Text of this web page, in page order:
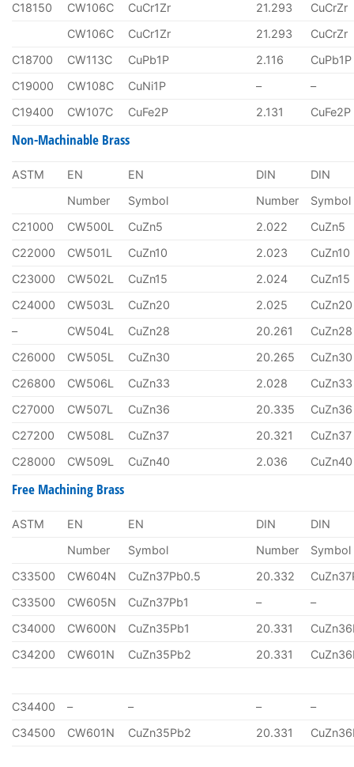
C18150
CW106C CuCr1Zr 21.293
CuCrZr
CW106C
CuCr1Zr 21.293
CuCrZr
C18700
CW113C CuPb1P 2.116
CuPb1P
C19000
CW108C CuNi1P –
–
C19400
CW107C CuFe2P 2.131 CuFe2P
Non-Machinable Brass
ASTM EN EN DIN
DIN
Number
Symbol Number
Symbol
C21000
CW500L CuZn5 2.022
CuZn5
C22000
CW501L CuZn10 2.023
CuZn10
C23000
CW502L CuZn15 2.024
CuZn15
C24000
CW503L CuZn20 2.025
CuZn20
–
CW504L CuZn28 20.261
CuZn28
C26000
CW505L CuZn30 20.265
CuZn30
C26800
CW506L CuZn33 2.028
CuZn33
C27000
CW507L CuZn36 20.335
CuZn36
C27200
CW508L CuZn37 20.321
CuZn37
C28000
CW509L CuZn40 2.036 CuZn40
Free Machining Brass
ASTM EN EN DIN
DIN
Number
Symbol Number
Symbol
C33500
CW604N CuZn37Pb0.5 20.332
C33500
CW605N CuZn37Pb1 –
–
C34000
CW600N CuZn35Pb1 20.331
C34200
CW601N CuZn35Pb2 20.331
C34400 – – –
–
C34500
CW601N CuZn35Pb2 20.331